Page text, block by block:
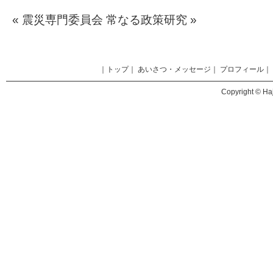
« 震災専門委員会 常なる政策研究 »
トップ｜ あいさつ・メッセージ プロフィール
Copyright ©